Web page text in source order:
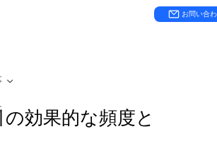
お問い合
効果的な頻度と